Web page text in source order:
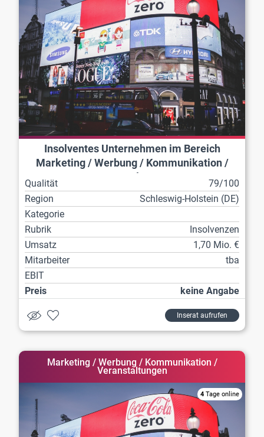
Insolventes Unternehmen im Bereich
Marketing / Werbung / Kommunikation /
Qualität
79/100
Region
Schleswig-Holstein (DE)
Kategorie
Rubrik
Insolvenzen
Umsatz
1,70 Mio. €
Mitarbeiter
tba
EBIT
Preis
keine Angabe
Inserat aufrufen
Marketing / Werbung / Kommunikation /
Veranstaltungen
4 Tage online